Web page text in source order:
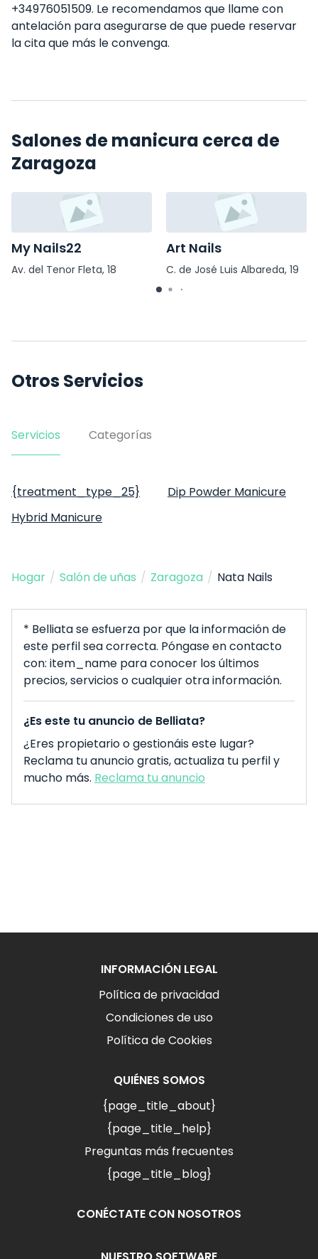
+34976051509. Le recomendamos que llame con
antelación para asegurarse de que puede reservar
la cita que más le convenga.
Salones de manicura cerca de
Zaragoza
My Nails22
Av. del Tenor Fleta, 18
Art Nails
C. de José Luis Albareda, 19
Otros Servicios
Servicios Categorías
{treatment_type_25}
Dip Powder Manicure
Hybrid Manicure
Hogar / Salón de uñas / Zaragoza / Nata Nails
* Belliata se esfuerza por que la información de
este perfil sea correcta. Póngase en contacto
con: item_name para conocer los últimos
precios, servicios o cualquier otra información.
¿Es este tu anuncio de Belliata?
¿Eres propietario o gestionáis este lugar?
Reclama tu anuncio gratis, actualiza tu perfil y
mucho más. Reclama tu anuncio
INFORMACIÓN LEGAL
Política de privacidad
Condiciones de uso
Política de Cookies
QUIÉNES SOMOS
{page_title_about}
{page_title_help}
Preguntas más frecuentes
{page_title_blog}
CONÉCTATE CON NOSOTROS